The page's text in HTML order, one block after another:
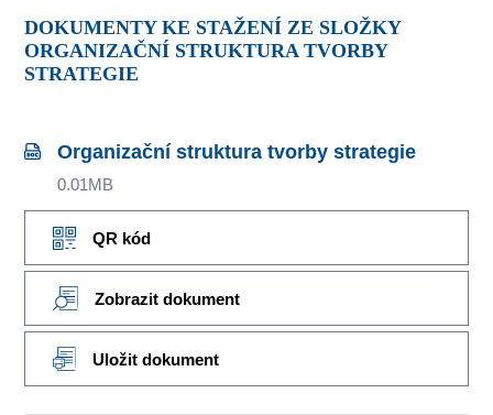
DOKUMENTY KE STAŽENÍ ZE SLOŽKY
ORGANIZAČNÍ STRUKTURA TVORBY
STRATEGIE
Organizační struktura tvorby strategie
0.01MB
QR kód
Zobrazit dokument
Uložit dokument